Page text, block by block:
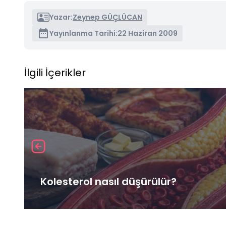
Yazar:Zeynep GÜÇLÜCAN
Yayınlanma Tarihi:22 Haziran 2009
İlgili İçerikler
Kolesterol nasıl düşürülür?